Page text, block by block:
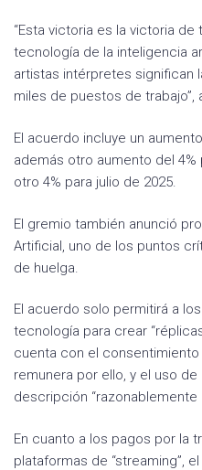
“Esta victoria es la victoria
tecnología de la inteligencia
artistas intérpretes significan
miles de puestos de trabajo”,
El acuerdo incluye un
además otro aumento del
otro 4% para julio de 2025.
El gremio también anunció
Artificial, uno de los puntos
de huelga.
El acuerdo solo permitirá a
tecnología para crear
cuenta con el
remunera por ello, y el uso
descripción “razonablemente
En cuanto a los pagos por la
plataformas de “streaming”,